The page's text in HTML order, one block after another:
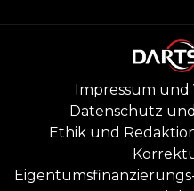
Impressum und
Datenschutz
Ethik und